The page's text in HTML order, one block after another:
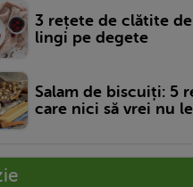
3 rețete de clătite
lingi pe degete
Salam de biscuiți: 5
care nici să vrei nu